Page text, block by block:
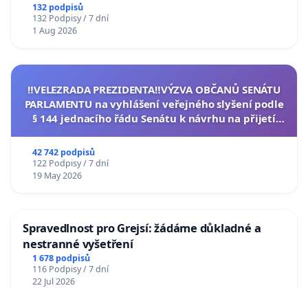
132 podpisů
132 Podpisy / 7 dní
1 Aug 2026
‼️VELEZRADA PREZIDENTA‼️VÝZVA OBČANŮ SENÁTU
PARLAMENTU na vyhlášení veřejného slyšení podle
§ 144 jednacího řádu Senátu k návrhu na přijetí
42 742 podpisů
122 Podpisy / 7 dní
19 May 2026
Spravedlnost pro Grejsí: žádáme důkladné a
nestranné vyšetření
1 678 podpisů
116 Podpisy / 7 dní
22 Jul 2026